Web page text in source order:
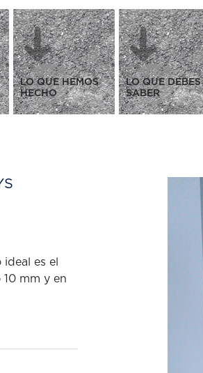
LO QUE HEMOS
HECHO
LO QUE DEBES
SABER
es el
mm y en